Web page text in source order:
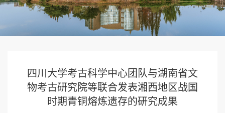
四川大学考古科学中心团队与湖南省文
物考古研究院等联合发表湘西地区战国
时期青铜熔炼遗存的研究成果